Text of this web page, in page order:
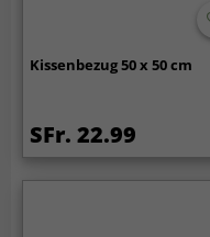
Kissenbezug 50 x 50 cm
SFr. 22.99